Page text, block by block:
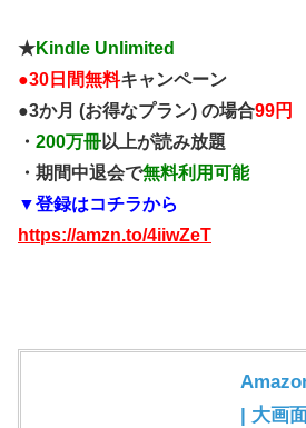
★Kindle Unlimited
●30日間無料キャンペーン
●3か月 (お得なプラン) の場合99円
・ 200万冊以上が読み放題
・期間中退会で無料利用可能
▼登録はコチラから
https://amzn.to/4iiwZeT
| 大画